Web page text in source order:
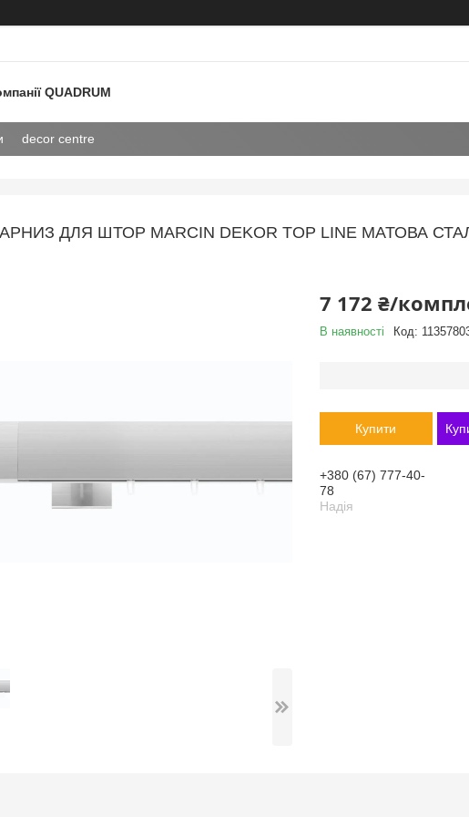
QUADRUM
decor centre
ДЛЯ ШТОР MARCIN DEKOR TOP LINE МАТОВА
7 172 ₴/
В наявності Код:
Купити
+380 (67) 777-40-
78
Надія